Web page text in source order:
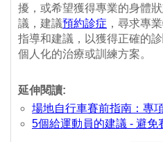
擾，或希望獲得專業的身體
議，建議預約診症 ，尋求專
指導和建議，以獲得正確的
個人化的治療或訓練方案。
延伸閱讀:
場地自行車賽前指南：專
5個給運動員的建議 - 避免